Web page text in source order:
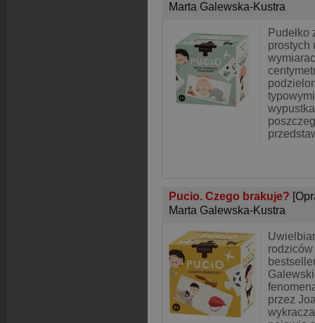
Marta Galewska-Kustra
prostych
Pucio. Czego brakuje?
Marta Galewska-Kustra
przez